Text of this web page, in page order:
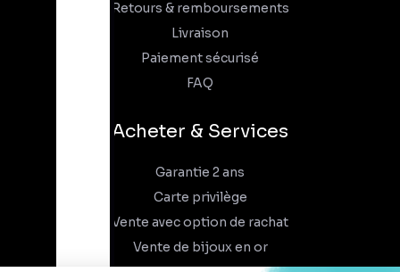
Retours & remboursements
Livraison
Paiement sécurisé
FAQ
Acheter & Services
Garantie 2 ans
Carte privilège
Vente avec option de rachat
Vente de bijoux en or